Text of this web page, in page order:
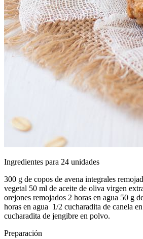
Ingredientes para 24 unidades
300 g de copos de avena integrales
vegetal 50 ml de aceite de oliva virgen
orejones remojados 2 horas en agua 50 g
horas en agua 1/2 cucharadita de canela
cucharadita de jengibre en polvo.
Preparación